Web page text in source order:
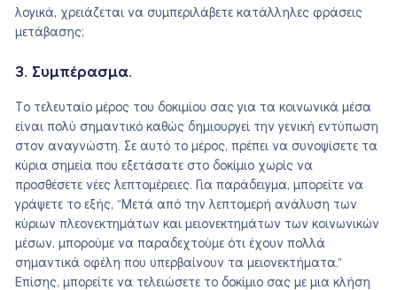
λογικά, χρειάζεται να συμπεριλάβετε κατάλληλες φράσεις
μετάβασης;
3. Συμπέρασμα.
Το τελευταίο μέρος του δοκιμίου σας για τα κοινωνικά μέσα
είναι πολύ σημαντικό καθώς δημιουργεί την γενική εντύπωση
στον αναγνώστη. Σε αυτό το μέρος, πρέπει να συνοψίσετε τα
κύρια σημεία που εξετάσατε στο δοκίμιο χωρίς να
προσθέσετε νέες λεπτομέρειες. Για παράδειγμα, μπορείτε να
γράψετε το εξής, “Μετά από την λεπτομερή ανάλυση των
κύριων πλεονεκτημάτων και μειονεκτημάτων των κοινωνικών
μέσων, μπορούμε να παραδεχτούμε ότι έχουν πολλά
σημαντικά οφέλη που υπερβαίνουν τα μειονεκτήματα.”
Επίσης, μπορείτε να τελειώσετε το δοκίμιο σας με μια κλήση